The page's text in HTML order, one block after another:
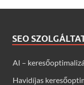
SEO
AI –
Havidíjas